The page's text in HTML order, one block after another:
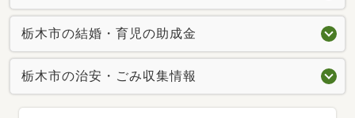
栃木市の結婚・育児の助成金
栃木市の治安・ごみ収集情報